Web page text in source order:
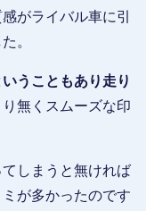
がライバル車に引
。
うこともあり走り
無くスムーズな印
しまうと無ければ
が多かったのです